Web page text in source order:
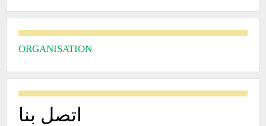
ORGANISATION
اتصل بنا